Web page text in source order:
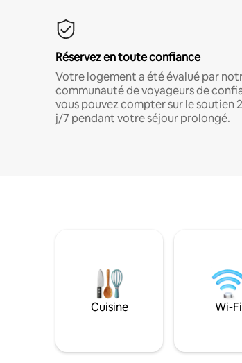
Réservez en toute confiance
Votre logement a été évalué par
communauté de voyageurs de
vous pouvez compter sur le soutien
j/7 pendant votre séjour prolongé.
Cuisine Wi-Fi